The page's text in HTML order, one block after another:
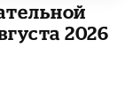
2026